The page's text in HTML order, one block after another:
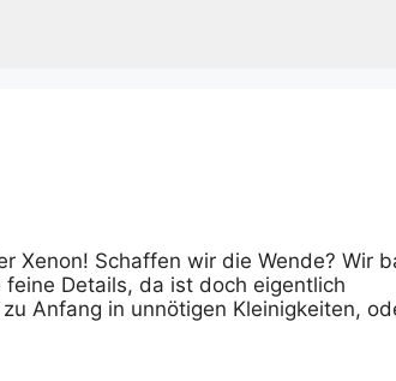
Xenon! Schaffen wir die Wende? Wir
Details, da ist doch eigentlich
Anfang in unnötigen Kleinigkeiten,